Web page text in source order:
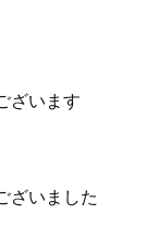
ざいます
ざいました